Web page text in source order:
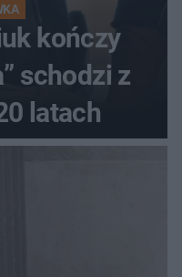
kończy
schodzi z
latach